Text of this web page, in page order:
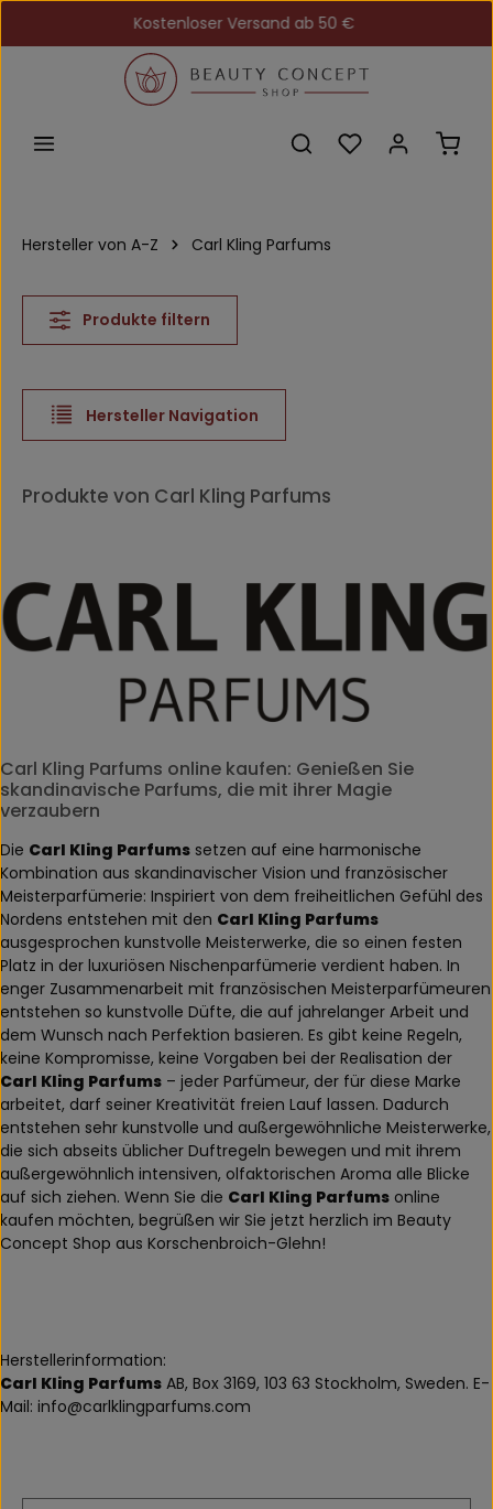
Zum Hauptinhalt springenKostenloser Versand ab 50 €
Du hast 0
Hersteller von A-Z Carl Kling Parfums
Produkte filtern
Hersteller Navigation
Produkte von Carl Kling Parfums
Carl Kling Parfums online kaufen: Genießen Sie
skandinavische Parfums, die mit ihrer Magie
verzaubern
Die Carl Kling Parfums setzen auf eine harmonische
Kombination aus skandinavischer Vision und französischer
Meisterparfümerie: Inspiriert von dem freiheitlichen Gefühl des
Nordens entstehen mit den Carl Kling Parfums
ausgesprochen kunstvolle Meisterwerke, die so einen festen
Platz in der luxuriösen Nischenparfümerie verdient haben. In
enger Zusammenarbeit mit französischen Meisterparfümeuren
entstehen so kunstvolle Düfte, die auf jahrelanger Arbeit und
dem Wunsch nach Perfektion basieren. Es gibt keine Regeln,
keine Kompromisse, keine Vorgaben bei der Realisation der
Carl Kling Parfums – jeder Parfümeur, der für diese Marke
arbeitet, darf seiner Kreativität freien Lauf lassen. Dadurch
entstehen sehr kunstvolle und außergewöhnliche Meisterwerke,
die sich abseits üblicher Duftregeln bewegen und mit ihrem
außergewöhnlich intensiven, olfaktorischen Aroma alle Blicke
auf sich ziehen. Wenn Sie die Carl Kling Parfums online
kaufen möchten, begrüßen wir Sie jetzt herzlich im Beauty
Concept Shop aus Korschenbroich-Glehn!
Herstellerinformation:
Carl Kling Parfums AB, Box 3169, 103 63 Stockholm, Sweden. E-
Mail: info@carlklingparfums.com